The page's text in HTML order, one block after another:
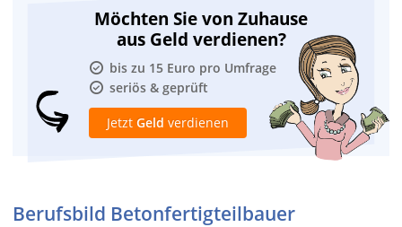
Möchten Sie von Zuhause
aus Geld verdienen?
bis zu 15 Euro pro Umfrage
seriös & geprüft
Jetzt Geld verdienen
Berufsbild Betonfertigteilbauer